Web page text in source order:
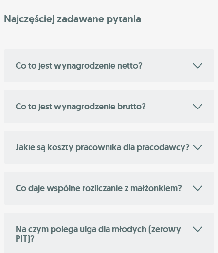
Najczęściej zadawane pytania
Co to jest wynagrodzenie netto?
Co to jest wynagrodzenie brutto?
Jakie są koszty pracownika dla pracodawcy?
Co daje wspólne rozliczanie z małżonkiem?
Na czym polega ulga dla młodych (zerowy
PIT)?